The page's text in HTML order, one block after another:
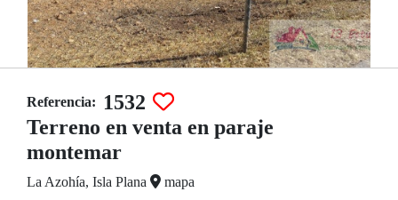
Referencia:
1532
Terreno en venta en paraje
montemar
La Azohía, Isla Plana mapa